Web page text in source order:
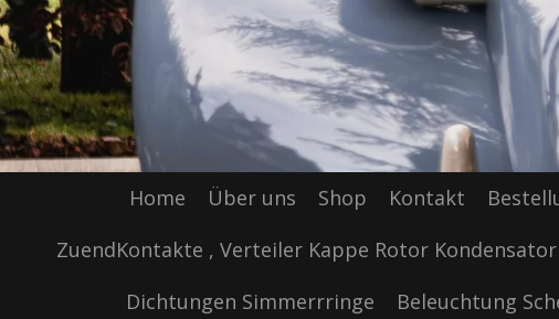
Home Über uns Shop Kontakt
ZuendKontakte , Verteiler Kappe Rotor
Dichtungen Simmerrringe
Beleuchtung